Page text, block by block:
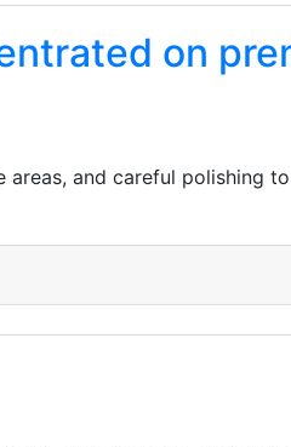
on
and careful polishing